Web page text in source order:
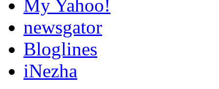
My Yahoo!
newsgator
Bloglines
iNezha